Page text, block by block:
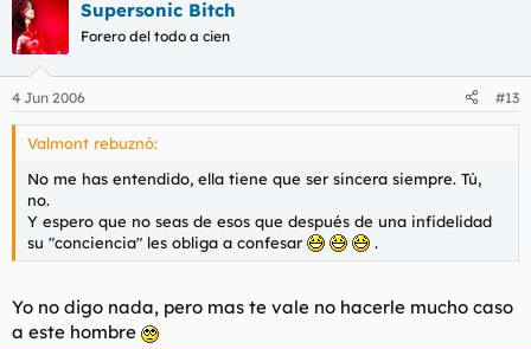
Supersonic Bitch
Forero del todo a cien
4 Jun 2006 #13
Valmont rebuznó:
No me has entendido, ella tiene que ser sincera siempre. Tú,
no.
Y espero que no seas de esos que después de una infidelidad
su "conciencia" les obliga a confesar
.
Yo no digo nada, pero mas te vale no hacerle mucho caso
a este hombre